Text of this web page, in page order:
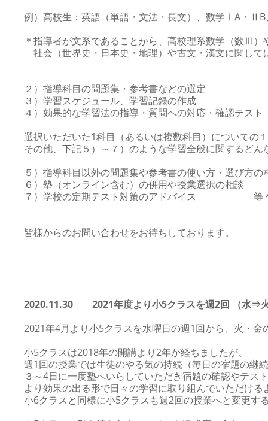
例）高校生：英語（単語・文法・長文）、数学ⅠA・
＊指導者が文系であることから、高校理系数学（数Ⅲ
社会（世界史・日本史・地理）や古文・漢文に関し
２）指導科目の問題集・参考書などの選定
３）学習スケジュール、学習記録の作成
４）効果的な学習法の指導・質問への対応・確認テスト
選択いただいた1科目（あるいは複数科目）についての
その他、下記５）～７）のような学習全般に関するど
５）指導科目以外の問題集や参考書の使い方・選び方の
６）塾（オンライン含む）の併用や授業選択の相談
７）学校の定期テスト対策のアドバイス
等
皆様からのお問い合わせをお待ちしております。
2020.11.30
2021年度より小5クラスを週2回 （水⇒
2021年4月より小5クラスを水曜日の週1回から、火・金
小5クラスは2018年の開講より2年が経ちましたが、
週1回の授業では生徒のやる気の持続（毎日の宿題の継
３～4日に一度塾へいらしていただき宿題の確認やテス
より効果の出る形で日々の学習に取り組んでいただける
小6クラスと同様に小5クラスも週2回の授業へと変更す